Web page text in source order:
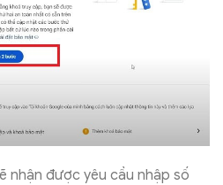
nhận được yêu cầu nhập số